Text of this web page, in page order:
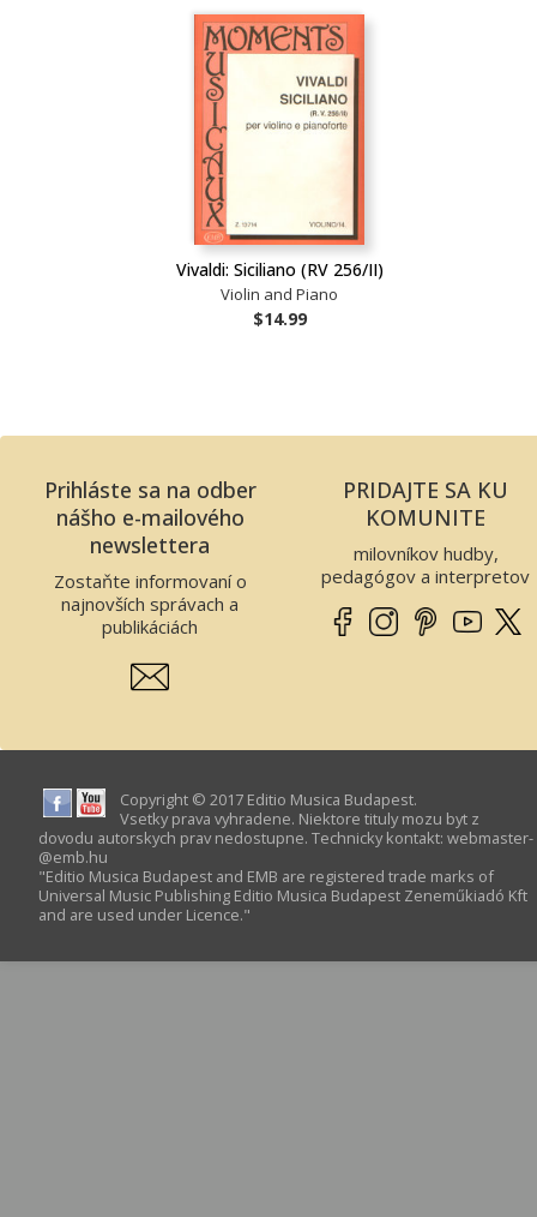
Vivaldi: Siciliano (RV 256/II)
Violin and Piano
$14.99
Prihláste sa na odber
nášho e-mailového
newslettera
Zostaňte informovaní o
najnovších správach a
publikáciách
PRIDAJTE SA KU
KOMUNITE
milovníkov hudby,
pedagógov a interpretov
Copyright © 2017 Editio Musica Budapest.
Vsetky prava vyhradene. Niektore tituly mozu byt z
dovodu autorskych prav nedostupne. Technicky kontakt: webmaster­
@­emb.hu
"Editio Musica Budapest and EMB are registered trade marks of
Universal Music Publishing Editio Musica Budapest Zeneműkiadó Kft
and are used under Licence."